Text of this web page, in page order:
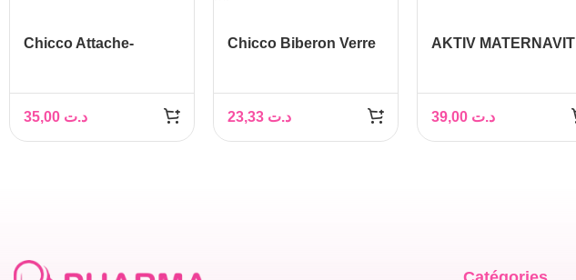
Chicco Attache-
د.ت
Chicco Biberon Verre
د.ت
AKTIV MATERNAVIT
د.ت